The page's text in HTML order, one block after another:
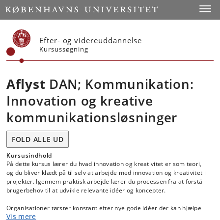
Start
Efter- og videreuddannelse
Kursussøgning
Aflyst DAN; Kommunikation:
Innovation og kreative
kommunikationsløsninger
FOLD ALLE UD
Kursusindhold
På dette kursus lærer du hvad innovation og kreativitet er som teori,
og du bliver klædt på til selv at arbejde med innovation og kreativitet i
projekter. Igennem praktisk arbejde lærer du processen fra at forstå
brugerbehov til at udvikle relevante idéer og koncepter.
Organisationer tørster konstant efter nye gode idéer der kan hjælpe
dem med at komme foran i konkurrencen. Og markedet er altid klar til
Vis mere